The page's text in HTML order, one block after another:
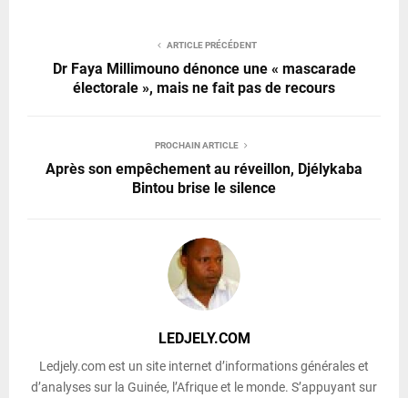
ARTICLE PRÉCÉDENT
Dr Faya Millimouno dénonce une « mascarade
électorale », mais ne fait pas de recours
PROCHAIN ARTICLE
Après son empêchement au réveillon, Djélykaba
Bintou brise le silence
LEDJELY.COM
Ledjely.com est un site internet d’informations générales et
d’analyses sur la Guinée, l’Afrique et le monde. S’appuyant sur